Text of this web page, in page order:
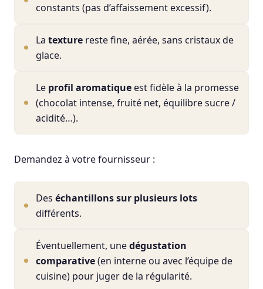
constants (pas d’affaissement excessif).
La texture reste fine, aérée, sans cristaux de
glace.
Le profil aromatique est fidèle à la promesse
(chocolat intense, fruité net, équilibre sucre /
acidité…).
Demandez à votre fournisseur :
Des échantillons sur plusieurs lots
différents.
Éventuellement, unedégustation
comparative(en interne ou avec l’équipe de
cuisine) pour juger de la régularité.